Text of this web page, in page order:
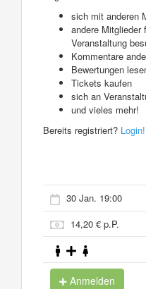
sich mit anderen
andere Mitglieder
Veranstaltung
Kommentare
Bewertungen
Tickets kaufen
sich an
und vieles mehr!
Bereits registriert? Login!
30 Jan. 19:00
14,20 € p.P.
Anmelden